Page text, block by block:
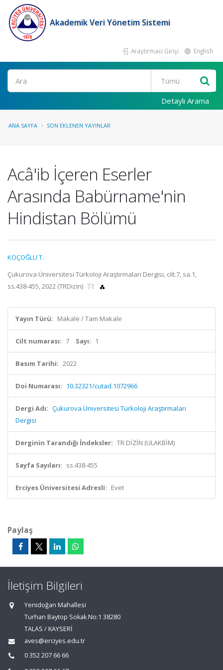
Akademik Veri Yönetim Sistemi
Araştırmacı Girişi English
Ara
Detaylı Arama
ANA SAYFA SON EKLENEN YAYINLAR
Acâ'ib İçeren Eserler
Arasında Babürname'nin
Hindistan Bölümü
KOÇOĞLU T.
Çukurova Üniversitesi Türkoloji Araştırmaları Dergisi, cilt.7, sa.1,
ss.438-455, 2022 (TRDizin)
Yayın Türü: Makale / Tam Makale
Cilt numarası: 7 Sayı: 1
Basım Tarihi: 2022
Doi Numarası: 10.32321/cutad.1072966
Dergi Adı: Çukurova Üniversitesi Türkoloji Araştırmaları
Dergisi
Derginin Tarandığı İndeksler: TR DİZİN (ULAKBİM)
Sayfa Sayıları: ss.438-455
Erciyes Üniversitesi Adresli: Evet
Paylaş
İletişim Bilgileri
Yenidoğan Mahallesi
Turhan Baytop Sokak No:1 38280
TALAS / KAYSERİ
aves@erciyes.edu.tr
0 352 207 66 66